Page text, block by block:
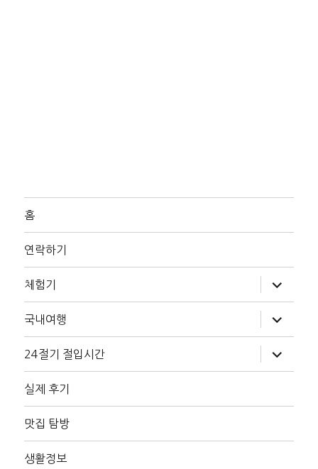
홈
연락하기
체험기
위
메
확
장
국내여행
위
메
확
장
24절기 절입시간
위
메
장
실제 후기
맛집 탐방
생활정보